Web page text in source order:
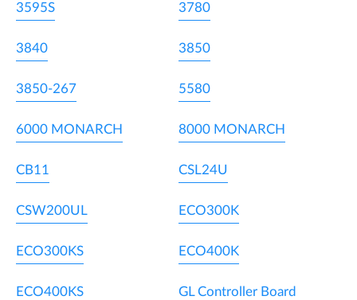
3595S 3780
3840 3850
3850-267 5580
6000 MONARCH 8000 MONARCH
CB11 CSL24U
CSW200UL ECO300K
ECO300KS ECO400K
ECO400KS GL Controller Board